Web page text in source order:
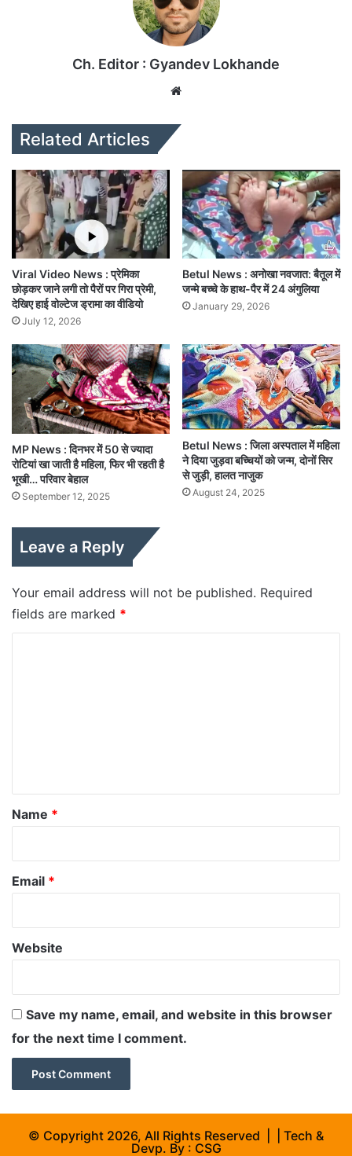
Ch. Editor : Gyandev Lokhande
Related Articles
Viral Video News : प्रेमिका
छोड़कर जाने लगी तो पैरों पर गिरा प्रेमी,
देखिए हाई वोल्टेज ड्रामा का वीडियो
July 12, 2026
Betul News : अनोखा नवजात: बैतूल में
जन्मे बच्चे के हाथ-पैर में 24 अंगुलिया
January 29, 2026
MP News : दिनभर में 50 से ज्यादा
रोटियां खा जाती है महिला, फिर भी रहती है
भूखी… परिवार बेहाल
September 12, 2025
Betul News : जिला अस्पताल में महिला
ने दिया जुड़वा बच्चियों को जन्म, दोनों सिर
से जुड़ी, हालत नाजुक
August 24, 2025
Leave a Reply
Your email address will not be published. Required
fields are marked *
*
Name *
Email *
Website
Save my name, email, and website in this browser
for the next time I comment.
© Copyright 2026, All Rights Reserved | | Tech &
Devp. By : CSG